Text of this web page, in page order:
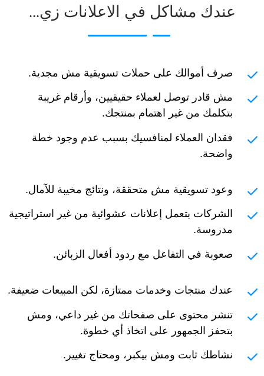
عندك مشاكل في الاعلانات زي...
صرف أموالك على حملات تسويقية مش مجدية.
مش قادر توصل لعملاء حقيقيين، وأرقام غريبة
بتكلمك من غير اهتمام بمنتجك.
فقدان العملاء لمنافسيك بسبب عدم وجود خطة
واضحة.
وعود تسويقية مش متحققة، ونتائج مخيبة للآمال.
الشركات بتعمل إعلانات عشوائية من غير استراتيجية
مدروسة.
صعوبة في التفاعل مع ردود أفعال الزبائن.
عندك منتجات وخدمات ممتازة، لكن المبيعات ضعيفة.
تنشر محتوى على صفحاتك من غير داعي، ومش
بتحفز الجمهور على اتخاذ أي خطوة.
نشاطك ثابت ومش بيكبر، ومحتاج تغيير.